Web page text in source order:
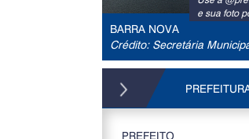
e sua foto
BARRA NOVA
Crédito: Secretária
PREFEITO